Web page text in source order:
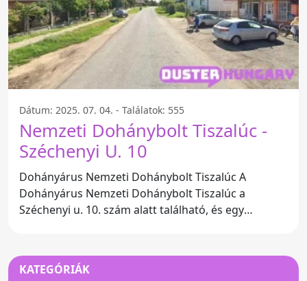
Dátum: 2025. 07. 04. - Találatok: 555
Nemzeti Dohánybolt Tiszalúc -
Széchenyi U. 10
Dohányárus Nemzeti Dohánybolt Tiszalúc A
Dohányárus Nemzeti Dohánybolt Tiszalúc a
Széchenyi u. 10. szám alatt található, és egy
KATEGÓRIÁK